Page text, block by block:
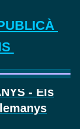
- Els